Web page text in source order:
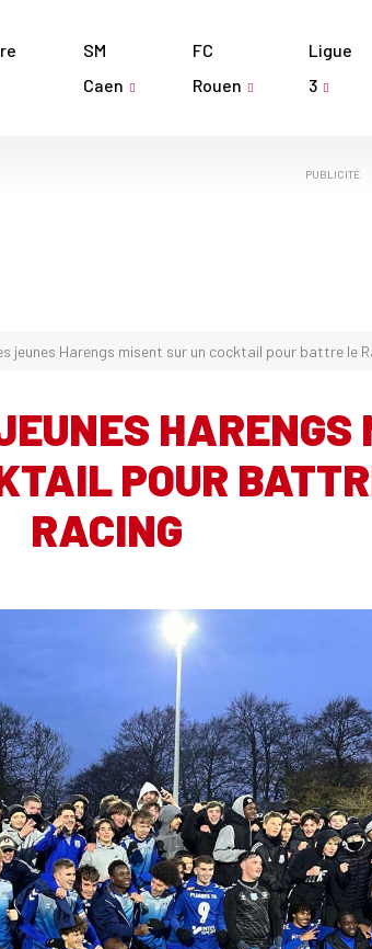
SM
Caen
FC
Rouen
Ligue
3
PUBLICITÉ
jeunes Harengs misent sur un cocktail pour battre le
HARENGS
POUR
RACING